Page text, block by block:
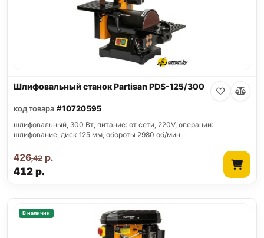
Шлифовальный станок Partisan PDS-125/300
код товара #10720595
шлифовальный, 300 Вт, питание: от сети, 220V, операции:
шлифование, диск 125 мм, обороты 2980 об/мин
412р.
426,42р.
В наличии